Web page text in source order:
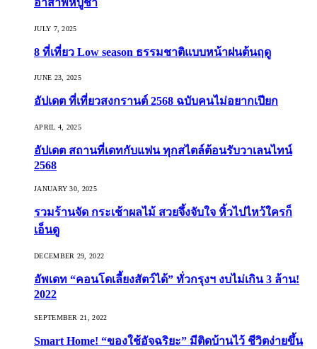
อาสาฬหบูชา
JULY 7, 2025
8 ที่เที่ยว Low season ธรรมชาติแบบหน้าฝนต้นฤดู️
JUNE 23, 2025
อัปเดต ที่เที่ยวสงกรานต์ 2568 ฉบับคนไม่อยากเปียก
APRIL 4, 2025
อัปเดต สถานที่เดทกับแฟน ทุกสไตล์ต้อนรับวาเลนไทน์
2568
JANUARY 30, 2025
รวมร้านจัด กระเช้าผลไม้ สวยจึ้งจับใจ หิ้วไปไหว้ใครก็
เอ็นดู
DECEMBER 29, 2022
อัพเดท “คอนโดเลี้ยงสัตว์ได้” ทั่วกรุงฯ งบไม่เกิน 3 ล้าน!
2022
SEPTEMBER 21, 2022
Smart Home! “ของใช้อัจฉริยะ” มีติดบ้านไว้ ชีวิตง่ายขึ้น